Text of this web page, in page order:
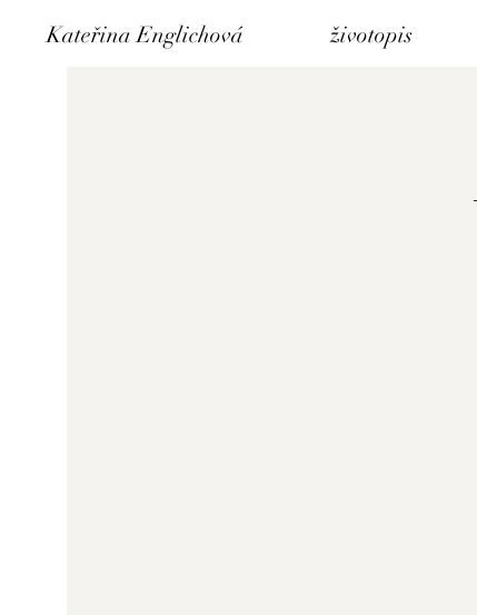
Kateřina Englichová životopis